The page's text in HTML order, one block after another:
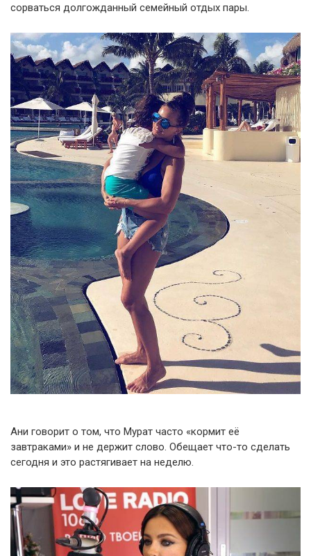
сорваться долгожданный семейный отдых пары.
Ани говорит о том, что Мурат часто «кормит её
завтраками» и не держит слово. Обещает что-то сделать
сегодня и это растягивает на неделю.